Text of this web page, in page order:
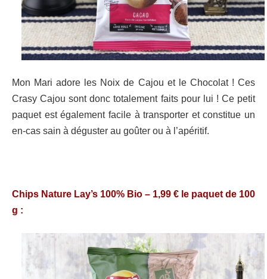
Mon Mari adore les Noix de Cajou et le Chocolat ! Ces
Crasy Cajou sont donc totalement faits pour lui ! Ce petit
paquet est également facile à transporter et constitue un
en-cas sain à déguster au goûter ou à l’apéritif.
Chips Nature Lay’s 100% Bio – 1,99 € le paquet de 100
g :